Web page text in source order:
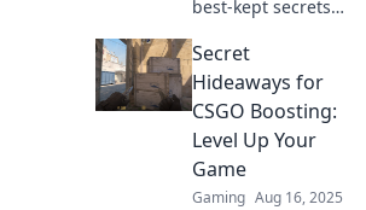
best-kept secrets!
gameplay with
hidden gems that
can boost your
skills and
strategies today.
Secret
Hideaways for
CSGO Boosting:
Level Up Your
Game
Gaming Aug 16, 2025